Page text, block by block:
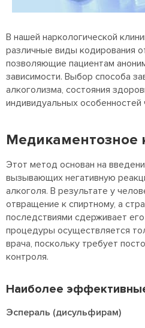
В нашей наркологической
различные виды кодирования
позволяющие пациентам
зависимости. Выбор способа
алкоголизма, состояния
индивидуальных особенностей
Медикаментозное
Этот метод основан на
вызывающих негативную
алкоголя. В результате у
отвращение к спиртному, а
последствиями сдерживает
процедуры осуществляется
врача, поскольку требует
контроля.
Наиболее
Эспераль (дисульфирам)